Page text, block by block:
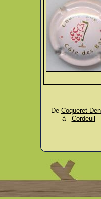
De Coqueret
à Cordeuil